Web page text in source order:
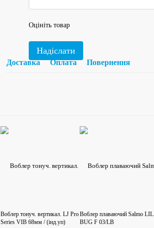
Оцініть товар
Надіслати
Доставка Оплата Повернення
Воблер тонуч. вертикал. LJ Pro
Series VIB 68мм / (інд.уп)
Воблер плаваючий Salmo LIL
BUG F 03/LB